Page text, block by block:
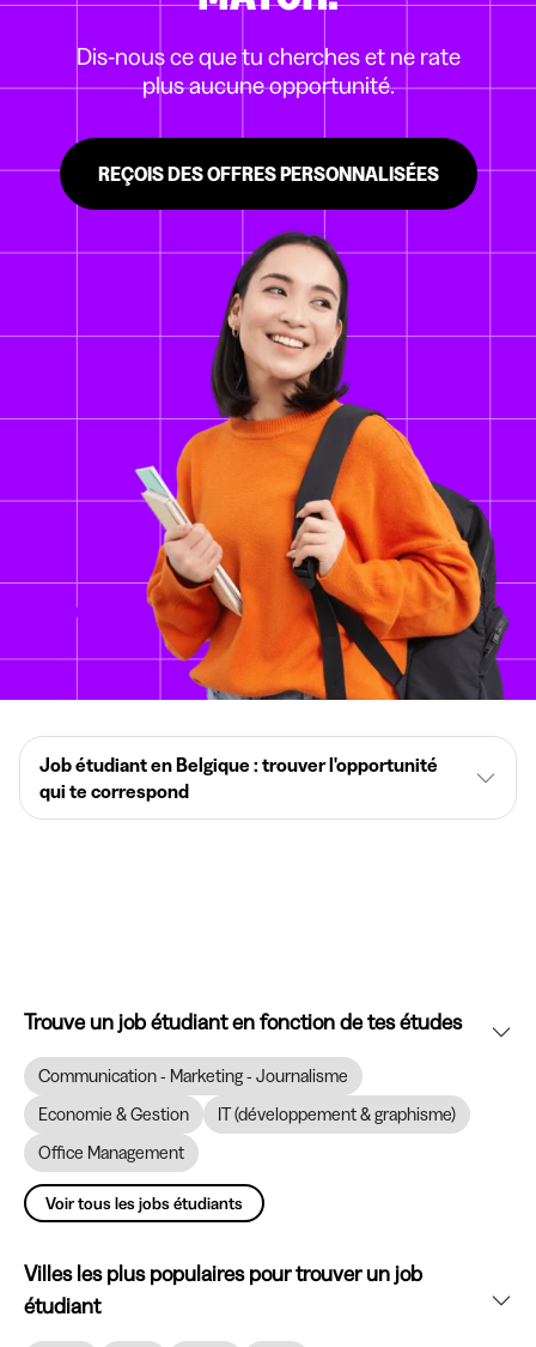
Dis-nous ce que tu cherches et ne rate
plus aucune opportunité.
REÇOIS DES OFFRES PERSONNALISÉES
Job étudiant en Belgique : trouver l'opportunité
qui te correspond
Trouve un job étudiant en fonction de tes études
Communication - Marketing - Journalisme
Economie & Gestion
IT (développement & graphisme)
Office Management
Voir tous les jobs étudiants
Villes les plus populaires pour trouver un job
étudiant